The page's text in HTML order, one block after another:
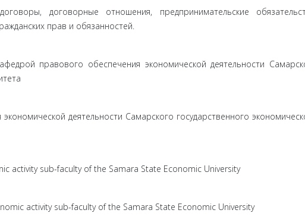
договорные отношения, предпринимательские
прав и обязанностей.
правового обеспечения экономической деятельности
деятельности Самарского государственного
activity sub-faculty of the Samara State Economic University
activity sub-faculty of the Samara State Economic University